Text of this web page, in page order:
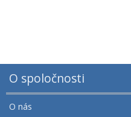
O spoločnosti
O nás